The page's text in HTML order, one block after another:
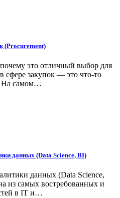
(Procurement)
это отличный выбор для
сфере закупок — это что-то
На самом…
данных (Data Science, BI)
данных (Data Science,
из самых востребованных и
в IT и…